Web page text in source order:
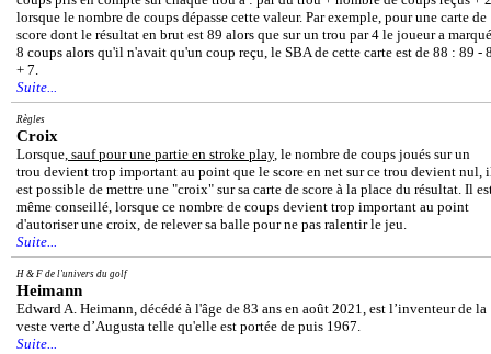
lorsque le nombre de coups dépasse cette valeur. Par exemple, pour une carte de
score dont le résultat en brut est 89 alors que sur un trou par 4 le joueur a marqué
8 coups alors qu'il n'avait qu'un coup reçu, le SBA de cette carte est de 88 : 89 -
+ 7.
Suite...
Règles
Croix
Lorsque, sauf pour une partie en stroke play, le nombre de coups joués sur un
trou devient trop important au point que le score en net sur ce trou devient nul,
est possible de mettre une "croix" sur sa carte de score à la place du résultat. Il
même conseillé, lorsque ce nombre de coups devient trop important au point
d'autoriser une croix, de relever sa balle pour ne pas ralentir le jeu.
Suite...
H & F de l'univers du golf
Heimann
Edward A. Heimann, décédé à l'âge de 83 ans en août 2021, est l’inventeur de la
veste verte d’Augusta telle qu'elle est portée de puis 1967.
Suite...